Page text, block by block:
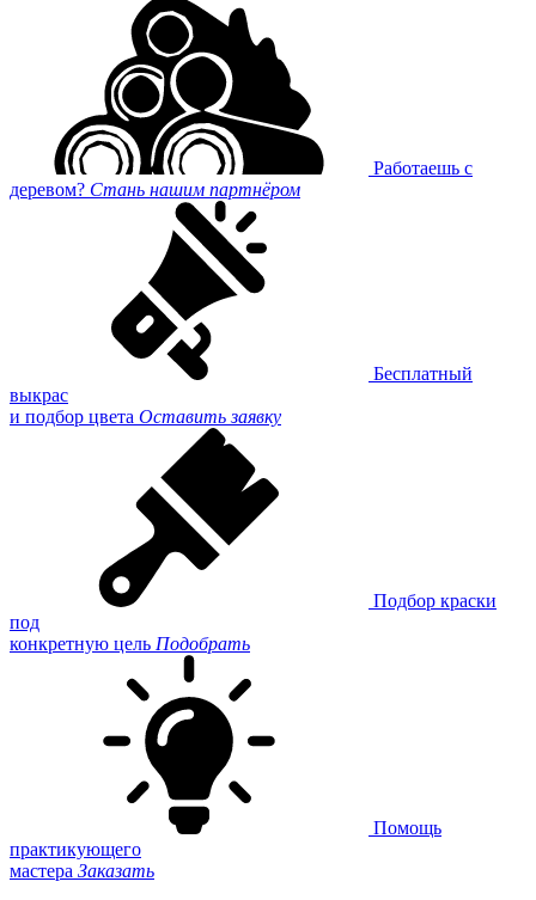
Работаешь с
деревом? Стань нашим партнёром
Бесплатный
выкрас
и подбор цвета Оставить заявку
Подбор краски
под
конкретную цель Подобрать
Помощь
практикующего
мастера Заказать